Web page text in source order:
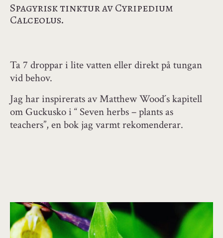
Spagyrisk tinktur av Cyripedium
Calceolus.
Ta 7 droppar i lite vatten eller direkt på tungan
vid behov.
Jag har inspirerats av Matthew Wood´s kapitell
om Guckusko i “ Seven herbs – plants as
teachers”, en bok jag varmt rekomenderar.